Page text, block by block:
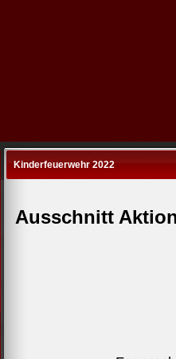
Kinderfeuerwehr 2022
Ausschnitt